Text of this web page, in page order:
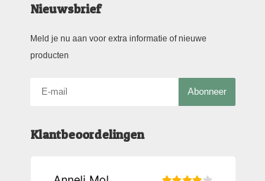
Nieuwsbrief
Meld je nu aan voor extra informatie of nieuwe
producten
Abonneer
Klantbeoordelingen